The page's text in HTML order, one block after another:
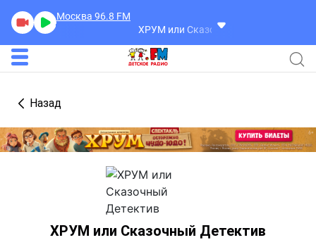
Москва 96.8 FM
ХРУМ или Сказочный Детектив
Назад
ХРУМ или Сказочный Детектив